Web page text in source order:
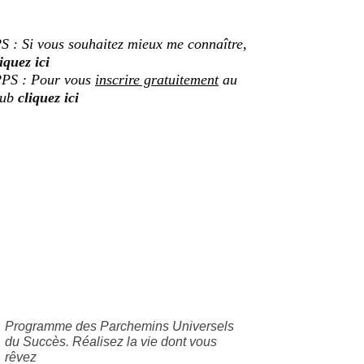
: Si vous souhaitez mieux me connaître,
ici
: Pour vous inscrire gratuitementau
cliquez ici
Programme des Parchemins Universels
du Succès. Réalisez la vie dont vous
rêvez